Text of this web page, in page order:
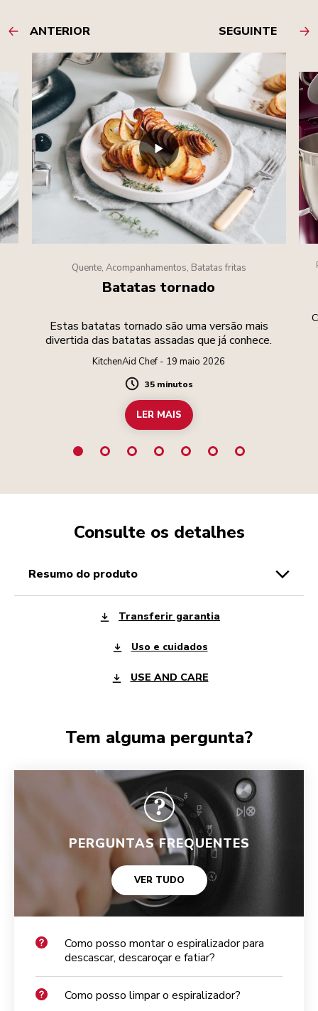
ANTERIOR SEGUINTE
Quente, Acompanhamentos, Batatas fritas
Batatas tornado
Estas batatas tornado são uma versão mais
divertida das batatas assadas que já conhece.
KitchenAid Chef - 19 maio 2026
Duration
35 minutos
LER MAIS
Consulte os detalhes
resumo do produto
Transferir garantia
Uso e cuidados
USE AND CARE
Tem alguma pergunta?
PERGUNTAS FREQUENTES
VER TUDO
Como posso montar o espiralizador para
descascar, descaroçar e fatiar?
Como posso limpar o espiralizador?